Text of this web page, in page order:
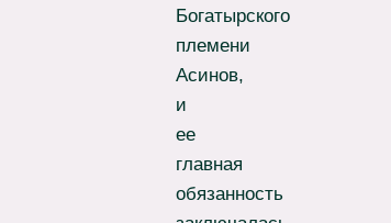
Богатырского
племени
Асинов,
и
ее
главная
обязанность